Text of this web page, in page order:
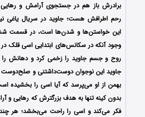
برادرش باز هم در جستجوی آرامش و رهایی
رحم اطرافش هست؛ جاوید در سریال یاغی
این خواستن‌ها و شدن‌ها است، در قسمت
وجود آنکه در سکانس‌های ابتدایی اسی قلک
روح و جسم جاوید را زخمی کرد و دهانش را
جاوید این نوجوان دوست‌داشتنی و
بهمن از او می‌پرسد که آیا اسی را بخشیده
بدون کینه تنها به هدف بزرگترش که رهایی و
فکر می‌کند و اسی را راحت می‌بخشد؛ هر